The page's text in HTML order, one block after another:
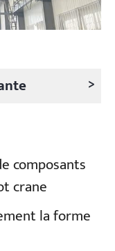
>
composants
crane
la forme